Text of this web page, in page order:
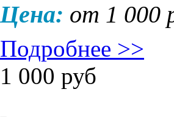
Цена: от 1 000
Подробнее >>
1 000 руб